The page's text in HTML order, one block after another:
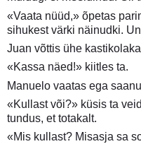
«Vaata nüüd,» õpetas
sihukest värki näinudki.
Juan võttis ühe
«Kassa näed!» kiitles ta.
Manuelo vaatas ega
«Kullast või?» küsis ta
tundus, et totakalt.
«Mis kullast? Misasja sa